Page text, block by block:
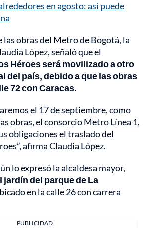
en agosto: así puede
las obras del Metro de Bogotá, la
López, señaló que el
Héroes será movilizado a otro
del país, debido a que las obras
72 con Caracas.
el 17 de septiembre, como
obras, el consorcio Metro Línea 1,
obligaciones el traslado del
afirma Claudia López.
lo expresó la alcaldesa mayor,
del parque de La
en la calle 26 con carrera
PUBLICIDAD